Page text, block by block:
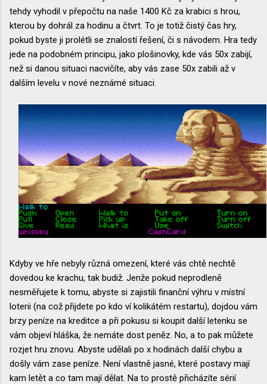
tehdy vyhodil v přepočtu na naše 1400 Kč za krabici s hrou,
kterou by dohrál za hodinu a čtvrt. To je totiž čistý čas hry,
pokud byste ji prolétli se znalostí řešení, či s návodem. Hra tedy
jede na podobném principu, jako plošinovky, kde vás 50x zabijí,
než si danou situaci nacvičíte, aby vás zase 50x zabili až v
dalším levelu v nové neznámé situaci.
Kdyby ve hře nebyly různá omezení, které vás chtě nechtě
dovedou ke krachu, tak budiž. Jenže pokud neprodleně
nesměřujete k tomu, abyste si zajistili finanční výhru v místní
loterii (na což přijdete po kdo ví kolikátém restartu), dojdou vám
brzy peníze na kreditce a při pokusu si koupit další letenku se
vám objeví hláška, že nemáte dost peněz. No, a to pak můžete
rozjet hru znovu. Abyste udělali po x hodinách další chybu a
došly vám zase peníze. Není vlastně jasné, které postavy mají
kam letět a co tam mají dělat. Na to prostě přicházíte sérií